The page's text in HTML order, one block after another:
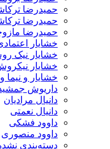
حمیدرضا
حمیدرضا
حمیدرضا
خشایار
خشایار نیک
خشایار
خشایار و نیما
داریوش
دانیال مرادیان
دانیال نعمتی
داوود فشکی
داوود منصوری
دسته‌بندی